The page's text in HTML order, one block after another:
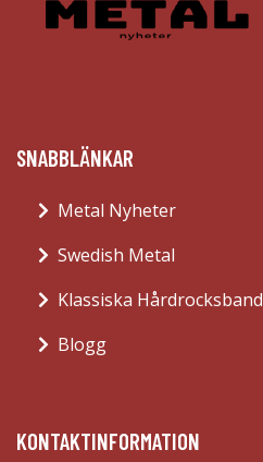
SNABBLÄNKAR
Metal Nyheter
Swedish Metal
Klassiska Hårdrocksband
Blogg
KONTAKTINFORMATION